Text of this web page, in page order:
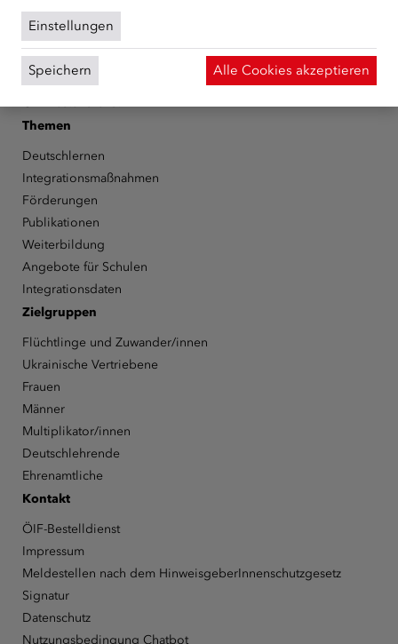
Organigramm
Presse
Informationen erhalten
Karriere
Themen
Deutschlernen
Integrationsmaßnahmen
Förderungen
Publikationen
Weiterbildung
Angebote für Schulen
Integrationsdaten
Zielgruppen
Flüchtlinge und Zuwander/innen
Ukrainische Vertriebene
Frauen
Männer
Multiplikator/innen
Deutschlehrende
Ehrenamtliche
Kontakt
ÖIF-Bestelldienst
Impressum
Meldestellen nach dem HinweisgeberInnenschutzgesetz
Signatur
Datenschutz
Nutzungsbedingung Chatbot
Einstellungen
Speichern Alle Cookies akzeptieren